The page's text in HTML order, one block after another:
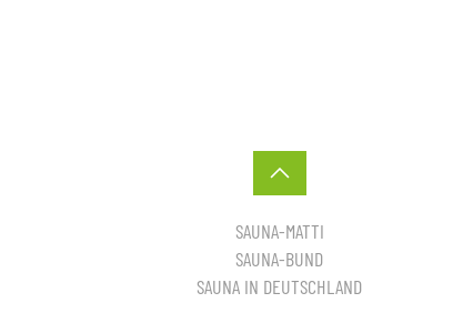
SAUNA-MATTI
SAUNA-BUND
SAUNA IN DEUTSCHLAND